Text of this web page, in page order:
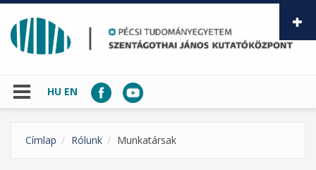
Ugrás a tartalomra
HU EN
Címlap Rólunk Munkatársak